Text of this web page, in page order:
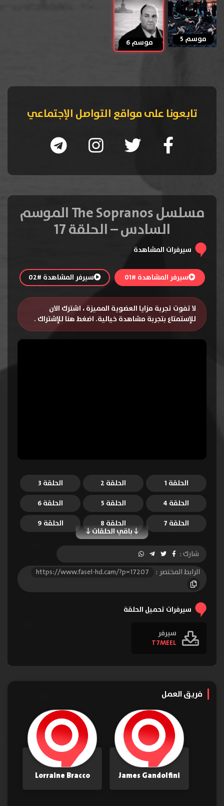
موسم 5 موسم 6
تابعونا على مواقع التواصل الإجتماعي
مسلسل The Sopranos الموسم
السادس – الحلقة 17
سيرفرات المشاهدة
سيرفر المشاهدة #01 سيرفر المشاهدة #02
لا تفوت تجربة مزايا العضوية المميزة ، اشترك الان
للإستمتاع بتجربة مشاهدة خيالية. اضغط هنا للإشتراك .
الحلقة 1 الحلقة 2
الحلقة 3
الحلقة 4
الحلقة 5 الحلقة 6
باقي الحلقات
الحلقة 7 الحلقة 8
الحلقة 9
شارك :
الرابط المختصر :
https://www.fasel-hd.cam/?p=17207
سيرفرات تحميل الحلقة
سيرفر
T7MEEL
فريق العمل
James Gandolfini
Lorraine Bracco